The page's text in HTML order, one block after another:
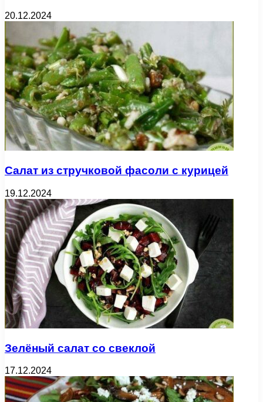
20.12.2024
Салат из стручковой фасоли с курицей
19.12.2024
Зелёный салат со свеклой
17.12.2024